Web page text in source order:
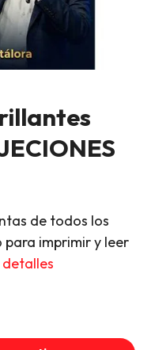
de todos los
para imprimir y leer
detalles